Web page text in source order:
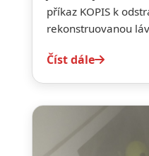
příkaz KOPIS k
rekonstruovanou
Číst dále